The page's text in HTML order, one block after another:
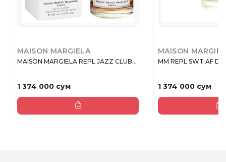
MAISON MARGIELA
MAISON MARGIELA REPL JAZZ CLUB...
1 374 000 сум
MAISON
MM REPL SWT AF
1 374 000 сум